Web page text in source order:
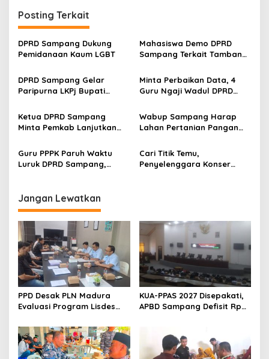
Posting Terkait
DPRD Sampang Dukung
Pemidanaan Kaum LGBT
Mahasiswa Demo DPRD
Sampang Terkait Tambang
DPRD Sampang Gelar
Paripurna LKPj Bupati
Minta Perbaikan Data, 4
Guru Ngaji Wadul DPRD
Ketua DPRD Sampang
Minta Pemkab Lanjutkan
Masyarakat
Wabup Sampang Harap
Lahan Pertanian Pangan
Guru PPPK Paruh Waktu
Luruk DPRD Sampang,
Cari Titik Temu,
Penyelenggara Konser
Jangan Lewatkan
PPD Desak PLN Madura
Evaluasi Program Lisdes
KUA-PPAS 2027 Disepakati,
APBD Sampang Defisit Rp